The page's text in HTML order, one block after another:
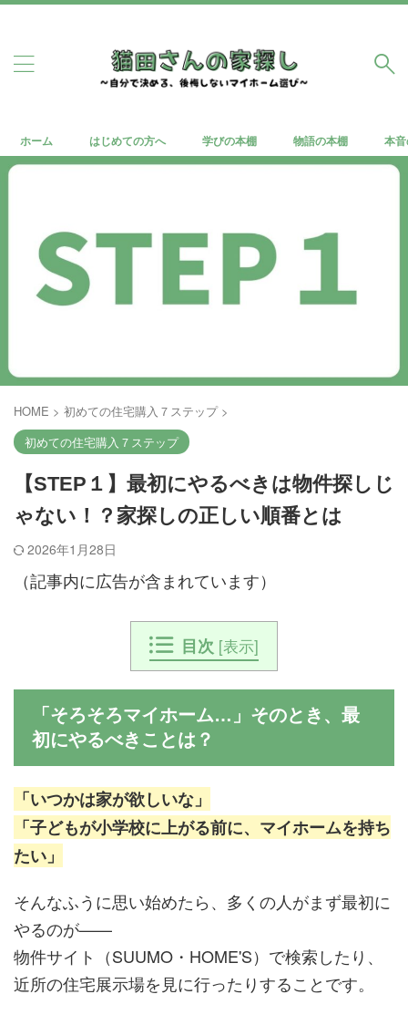
ホーム はじめての方へ 学びの本棚 物語の本棚 本
HOME > 初めての住宅購入７ステップ >
初めての住宅購入７ステップ
【STEP１】最初にやるべきは物件探しじ
ゃない！？家探しの正しい順番とは
2026年1月28日
（記事内に広告が含まれています）
目次 [表示]
「そろそろマイホーム…」そのとき、最
初にやるべきことは？
「いつかは家が欲しいな」
「子どもが小学校に上がる前に、マイホームを持ち
たい」
そんなふうに思い始めたら、多くの人がまず最初に
やるのが——
物件サイト（SUUMO・HOME'S）で検索したり、
近所の住宅展示場を見に行ったりすることです。